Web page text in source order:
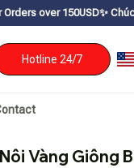
✨ Chúc mừng
Hotline 24/7
Vàng Giông